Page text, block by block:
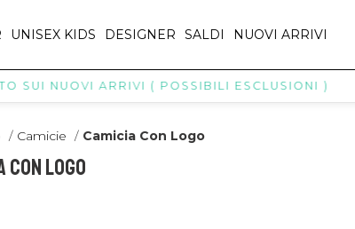
UNISEX KIDS DESIGNER SALDI NUOVI ARRIVI
NUOVI ARRIVI ( POSSIBILI ESCLUSIONI )
/ Camicie / Camicia Con Logo
Con Logo